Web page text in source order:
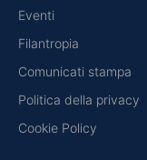
Eventi
Filantropia
Comunicati stampa
Politica della privacy
Cookie Policy